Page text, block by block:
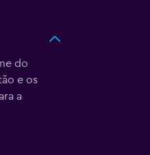
do
e os
a